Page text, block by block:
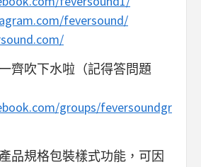
feversound/
齊吹下水啦（記得答問題
groups/feversoundgr
品規格包裝樣式功能，可因